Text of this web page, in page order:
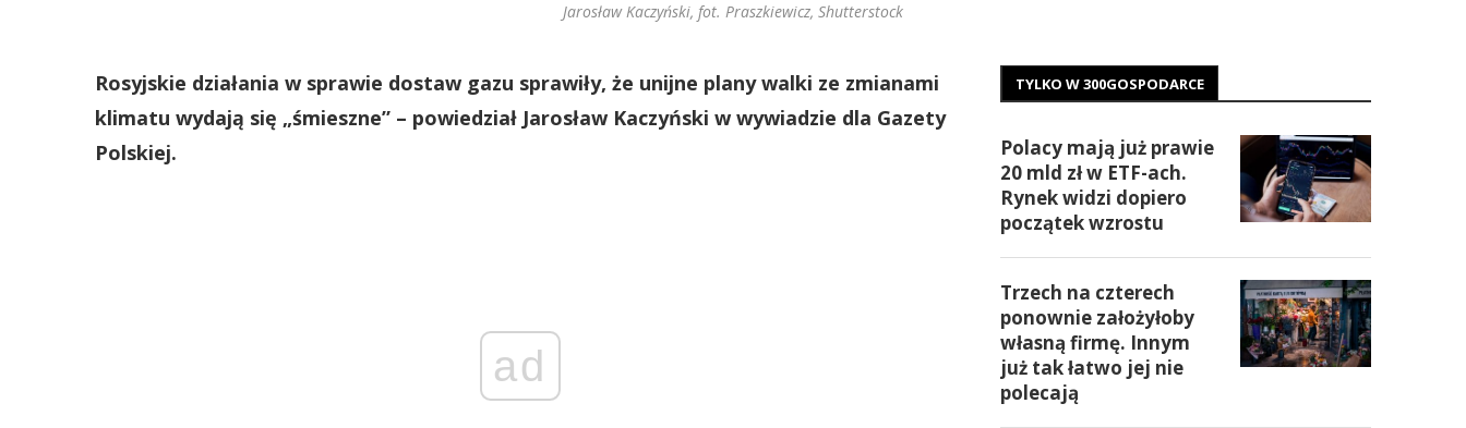
Jarosław Kaczyński, fot. Praszkiewicz, Shutterstock
Rosyjskie działania w sprawie dostaw gazu sprawiły, że unijne plany walki ze zmianami
klimatu wydają się „śmieszne” – powiedział Jarosław Kaczyński w wywiadzie dla Gazety
Polskiej.
ad
TYLKO W 300GOSPODARCE
Polacy mają już prawie
20 mld zł w ETF-ach.
Rynek widzi dopiero
początek wzrostu
Trzech na czterech
ponownie założyłoby
własną firmę. Innym
już tak łatwo jej nie
polecają